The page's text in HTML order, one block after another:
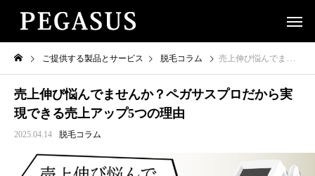
ご提供する製品とサービス 脱毛コラム 売上伸び悩んでませんか？ペガサスプロだから実現できる売上アップ5つの理由
売上伸び悩んでませんか？ペガサスプロだから実
現できる売上アップ5つの理由
2025.04.14 脱毛コラム